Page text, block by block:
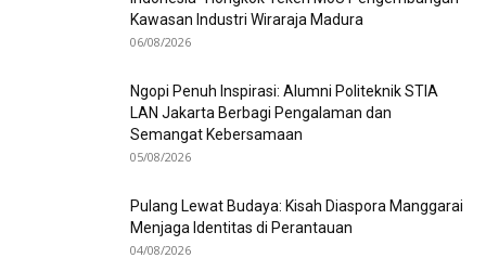
Kawasan Industri Wiraraja Madura
06/08/2026
Ngopi Penuh Inspirasi: Alumni Politeknik STIA
LAN Jakarta Berbagi Pengalaman dan
Semangat Kebersamaan
05/08/2026
Pulang Lewat Budaya: Kisah Diaspora Manggarai
Menjaga Identitas di Perantauan
04/08/2026